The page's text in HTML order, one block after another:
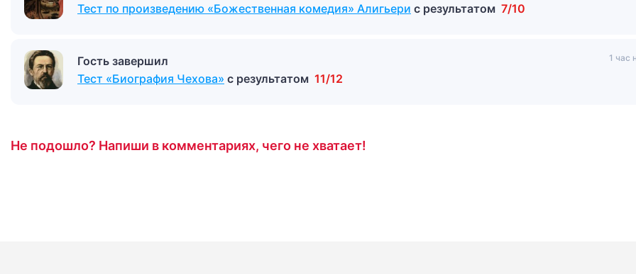
Тест по произведению «Божественная комедия» Алигьери с результатом 7/10
Гость завершил
Тест «Биография Чехова» с результатом 11/12
1 час
Не подошло? Напиши в комментариях, чего не хватает!